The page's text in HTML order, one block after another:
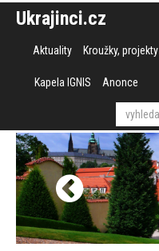
Ukrajinci.cz
Aktuality Kroužky, projekty
Kapela IGNIS Anonce